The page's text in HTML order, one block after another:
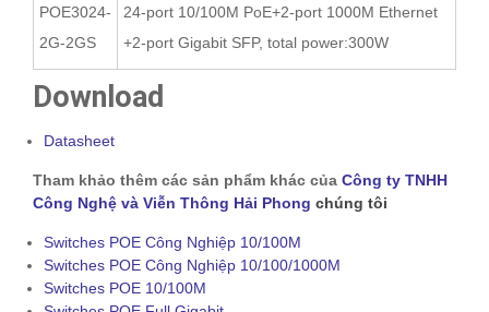
POE3024-
2G-2GS
24-port 10/100M PoE+2-port 1000M Ethernet
+2-port Gigabit SFP, total power:300W
Download
Datasheet
Tham khảo thêm các sản phẩm khác của Công ty TNHH
Công Nghệ và Viễn Thông Hải Phong chúng tôi
Switches POE Công Nghiệp 10/100M
Switches POE Công Nghiệp 10/100/1000M
Switches POE 10/100M